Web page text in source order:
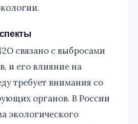
связано с выбросами
и его влияние на
требует внимания со
органов. В России
экологического